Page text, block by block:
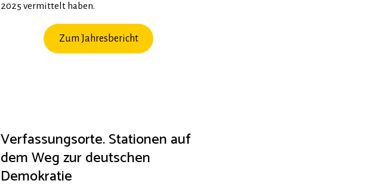
2025 vermittelt haben.
Zum Jahresbericht
Verfassungsorte. Stationen auf
dem Weg zur deutschen
Demokratie